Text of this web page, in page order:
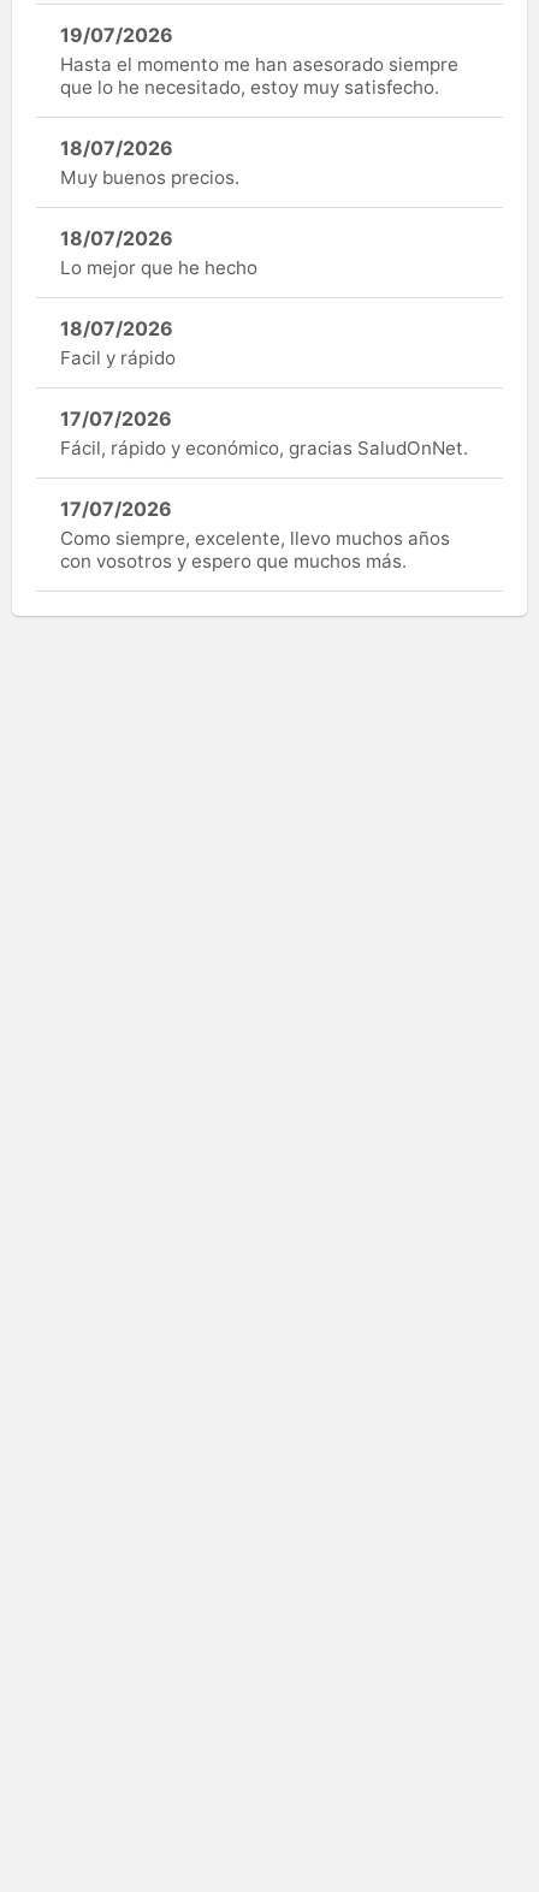
19/07/2026
Hasta el momento me han asesorado siempre
que lo he necesitado, estoy muy satisfecho.
18/07/2026
Muy buenos precios.
18/07/2026
Lo mejor que he hecho
18/07/2026
Facil y rápido
17/07/2026
Fácil, rápido y económico, gracias SaludOnNet.
17/07/2026
Como siempre, excelente, llevo muchos años
con vosotros y espero que muchos más.